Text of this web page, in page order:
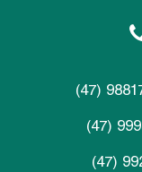
(47)
(47)
(47)